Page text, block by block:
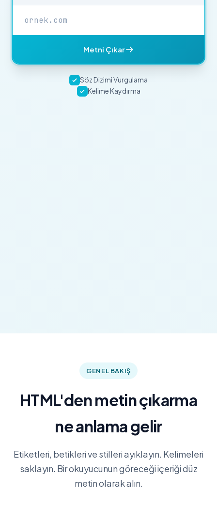
Metni Çıkar
Söz Dizimi Vurgulama
Kelime Kaydırma
GENEL BAKIŞ
HTML'den metin çıkarma
ne anlama gelir
Etiketleri, betikleri ve stilleri ayıklayın. Kelimeleri
saklayın. Bir okuyucunun göreceği içeriği düz
metin olarak alın.